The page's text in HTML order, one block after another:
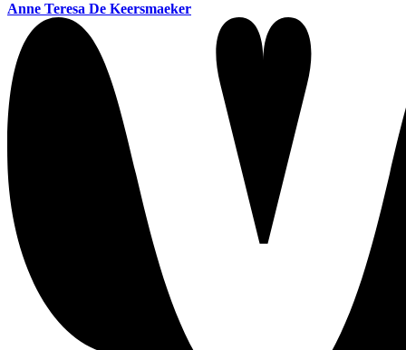
Anne Teresa De Keersmaeker